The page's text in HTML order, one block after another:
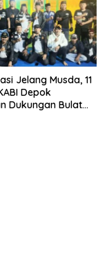
Jelang Musda, 11
Depok
Dukungan Bulat